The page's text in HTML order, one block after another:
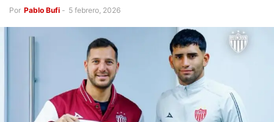
Por Pablo Bufi - 5 febrero, 2026